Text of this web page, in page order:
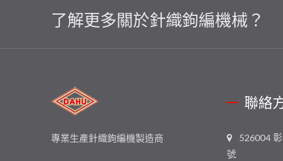
了解更多關於針織鉤編機械？
專業生產針織鉤編機製造商
聯絡
526004
號